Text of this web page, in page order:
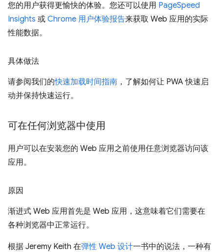
您的用户获得更愉快的体验。您还可以使用 PageSpeed
Insights 或 Chrome 用户体验报告来获取 Web 应用的实际
性能数据。
具体做法
请参阅我们的快速加载时间指南 ，了解如何让 PWA 快速启
动并保持快速运行。
可在任何浏览器中使用
用户可以在安装您的 Web 应用之前使用任意浏览器访问该
应用。
原因
渐进式 Web 应用首先是 Web 应用，这意味着它们需要在
各种浏览器中正常运行。
根据 Jeremy Keith 在弹性 Web 设计一书中的说法，一种有